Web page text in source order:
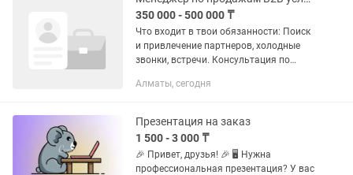
350 000 - 500 000 ₸
Что входит в твои обязанности: Поиск
и привлечение партнеров, холодные
звонки, встречи. Консультация по
компании Выполнение плана продаж,
ведение...
Алматы, сегодня
Презентация на заказ
1 500 - 3 000 ₸
🎉 Привет, друзья! 🎉 🖥️ Нужна
профессиональная презентация? У вас